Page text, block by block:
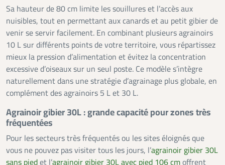
Sa hauteur de 80 cm limite les souillures et l’accès aux
nuisibles, tout en permettant aux canards et au petit gibier de
venir se servir facilement. En combinant plusieurs agrainoirs
10 L sur différents points de votre territoire, vous répartissez
mieux la pression d’alimentation et évitez la concentration
excessive d’oiseaux sur un seul poste. Ce modèle s’intègre
naturellement dans une stratégie d’agrainage plus globale, en
complément des agrainoirs 5 L et 30 L.
Agrainoir gibier 30L : grande capacité pour zones très
fréquentées
Pour les secteurs très fréquentés ou les sites éloignés que
vous ne pouvez pas visiter tous les jours, l’agrainoir gibier 30L
sans piedet l’agrainoir gibier 30L avec pied 106 cmoffrent